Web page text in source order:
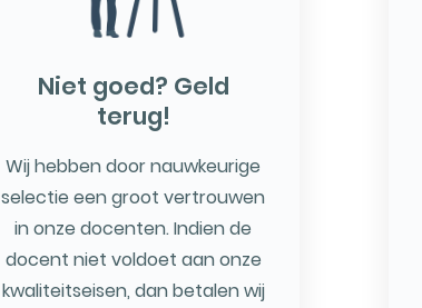
Niet goed? Geld
terug!
Wij hebben door nauwkeurige
selectie een groot vertrouwen
in onze docenten. Indien de
docent niet voldoet aan onze
kwaliteitseisen, dan betalen wij